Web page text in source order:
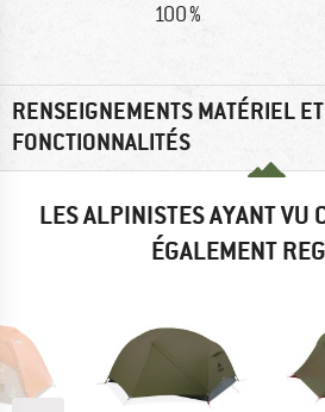
100 %
RENSEIGNEMENTS MATÉRIEL ET
FONCTIONNALITÉS
LES ALPINISTES AYANT VU
ÉGALEMENT